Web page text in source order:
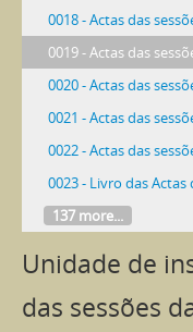
0018 - Actas das
0019 - Actas das
0020 - Actas das
0021 - Actas das
0022 - Actas das
0023 - Livro das Actas
137 more...
Unidade de
das sessões